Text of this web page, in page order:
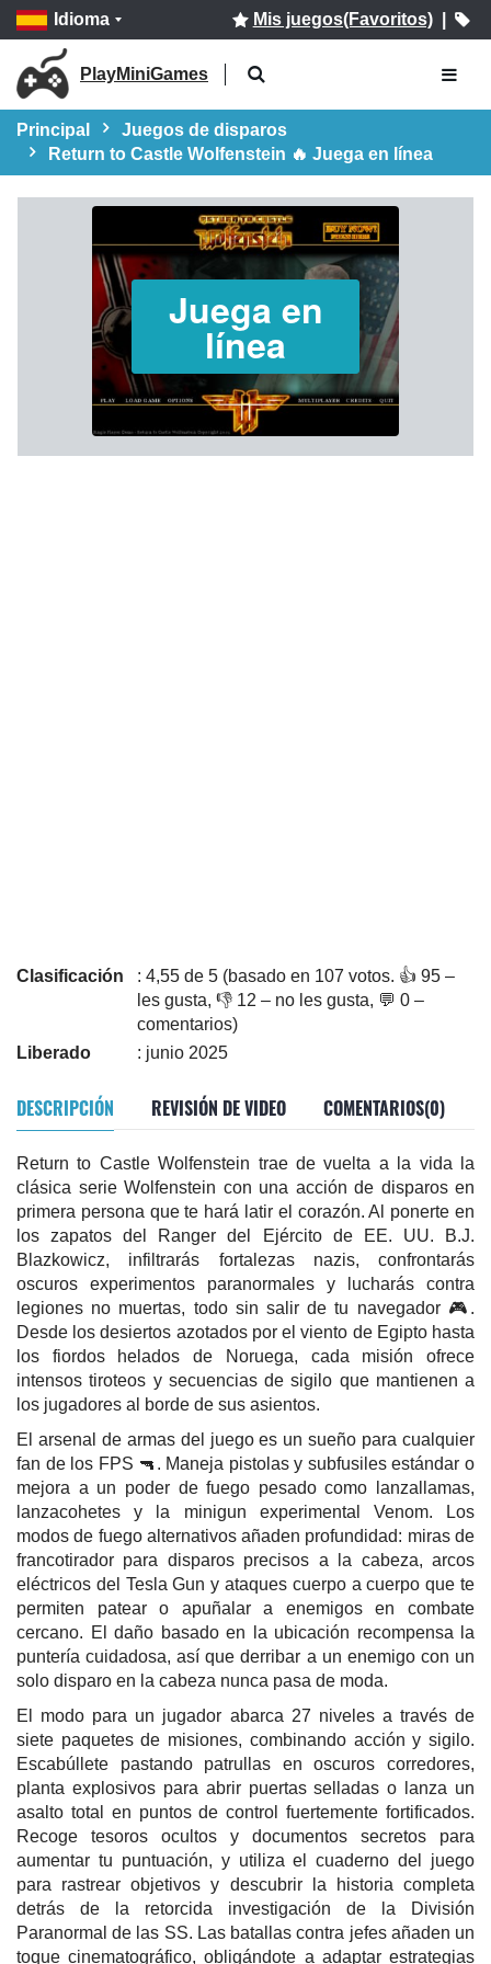
Idioma Mis juegos(Favoritos)|
PlayMiniGames
Principal
Juegos de disparos
Return to Castle Wolfenstein 🔥 Juega en línea
Juega en
línea
Clasificación
: 4,55 de 5 (basado en 107 votos. 👍 95 –
les gusta, 👎 12 – no les gusta, 💬 0 –
comentarios)
Liberado
: junio 2025
DESCRIPCIÓN REVISIÓN DE VIDEO COMENTARIOS(0)
Return to Castle Wolfenstein trae de vuelta a la vida la
clásica serie Wolfenstein con una acción de disparos en
primera persona que te hará latir el corazón. Al ponerte en
los zapatos del Ranger del Ejército de EE. UU. B.J.
Blazkowicz, infiltrarás fortalezas nazis, confrontarás
oscuros experimentos paranormales y lucharás contra
legiones no muertas, todo sin salir de tu navegador 🎮.
Desde los desiertos azotados por el viento de Egipto hasta
los fiordos helados de Noruega, cada misión ofrece
intensos tiroteos y secuencias de sigilo que mantienen a
los jugadores al borde de sus asientos.
El arsenal de armas del juego es un sueño para cualquier
fan de los FPS 🔫. Maneja pistolas y subfusiles estándar o
mejora a un poder de fuego pesado como lanzallamas,
lanzacohetes y la minigun experimental Venom. Los
modos de fuego alternativos añaden profundidad: miras de
francotirador para disparos precisos a la cabeza, arcos
eléctricos del Tesla Gun y ataques cuerpo a cuerpo que te
permiten patear o apuñalar a enemigos en combate
cercano. El daño basado en la ubicación recompensa la
puntería cuidadosa, así que derribar a un enemigo con un
solo disparo en la cabeza nunca pasa de moda.
El modo para un jugador abarca 27 niveles a través de
siete paquetes de misiones, combinando acción y sigilo.
Escabúllete pastando patrullas en oscuros corredores,
planta explosivos para abrir puertas selladas o lanza un
asalto total en puntos de control fuertemente fortificados.
Recoge tesoros ocultos y documentos secretos para
aumentar tu puntuación, y utiliza el cuaderno del juego
para rastrear objetivos y descubrir la historia completa
detrás de la retorcida investigación de la División
Paranormal de las SS. Las batallas contra jefes añaden un
toque cinematográfico, obligándote a adaptar estrategias